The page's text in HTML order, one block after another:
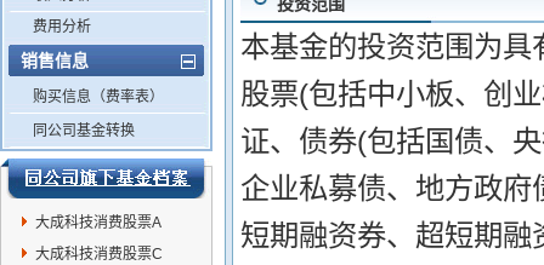
费用分析
销售信息
购买信息（费率表）
同公司基金转换
大成科技消费股票A
大成科技消费股票C
本基金的投资范围为
股票(包括中小板、创
证、债券(包括国债、
企业私募债、地方政
短期融资券、超短期